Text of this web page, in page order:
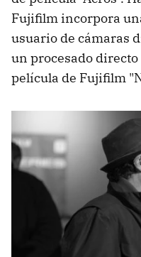
Fujifilm incorpora
usuario de cámaras
un procesado
película de Fujifilm